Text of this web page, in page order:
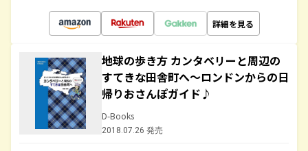
詳細を見る
地球の歩き方 カンタベリーと周辺の
すてきな田舎町へ～ロンドンからの日
帰りおさんぽガイド♪
D-Books
2018.07.26 発売